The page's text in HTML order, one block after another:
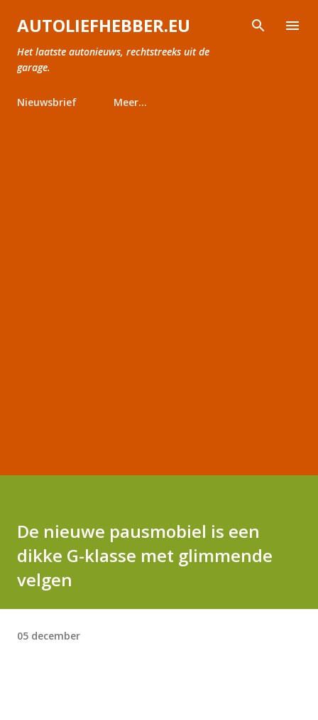
Doorgaan naar hoofdcontent
AUTOLIEFHEBBER.EU
Het laatste autonieuws, rechtstreeks uit de
garage.
Nieuwsbrief Meer…
De nieuwe pausmobiel is een
dikke G-klasse met glimmende
velgen
05 december